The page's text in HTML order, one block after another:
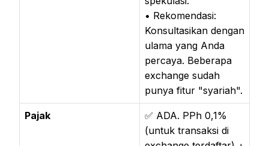
• Rekomendasi:
Konsultasikan dengan
ulama yang Anda
percaya. Beberapa
exchange sudah
punya fitur "syariah".
Pajak
✅ ADA. PPh 0,1%
(untuk transaksi di